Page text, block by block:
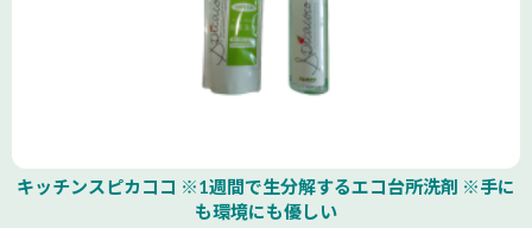
キッチンスピカココ ※1週間で生分解するエコ台所洗剤 ※手に
も環境にも優しい